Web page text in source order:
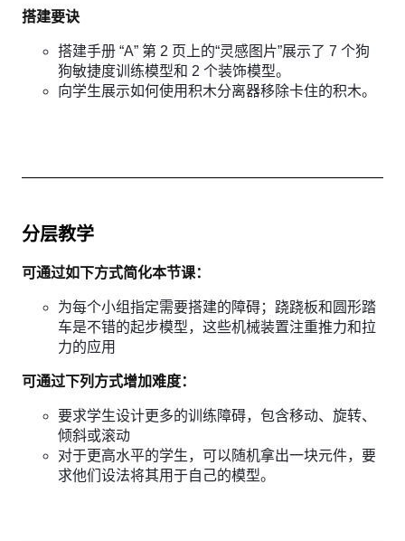
搭建要诀
搭建手册 “A” 第 2 页上的“灵感图片”展示了 7 个狗
狗敏捷度训练模型和 2 个装饰模型。
向学生展示如何使用积木分离器移除卡住的积木。
分层教学
可通过如下方式简化本节课：
为每个小组指定需要搭建的障碍；跷跷板和圆形踏
车是不错的起步模型，这些机械装置注重推力和拉
力的应用
可通过下列方式增加难度：
要求学生设计更多的训练障碍，包含移动、旋转、
倾斜或滚动
对于更高水平的学生，可以随机拿出一块元件，要
求他们设法将其用于自己的模型。